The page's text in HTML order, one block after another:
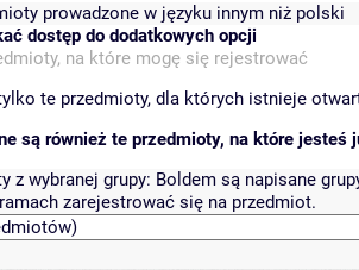
prowadzone w języku innym niż polski
dostęp do dodatkowych opcji
na które mogę się rejestrować
te przedmioty, dla których istnieje
są również te przedmioty, na które jesteś
z wybranej grupy: Boldem są napisane
zarejestrować się na przedmiot.